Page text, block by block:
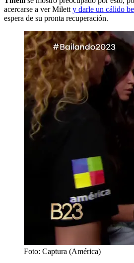
acercarse a ver Milett y darle un cálido
espera de su pronta recuperación.
Foto: Captura (América)